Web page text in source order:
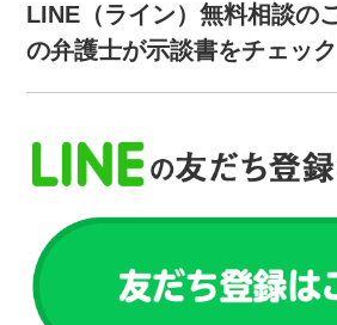
ホームに戻る
交通事故
慰謝料増額の無料相談
LINE（ライン）無料相談の
の弁護士が示談書をチェック